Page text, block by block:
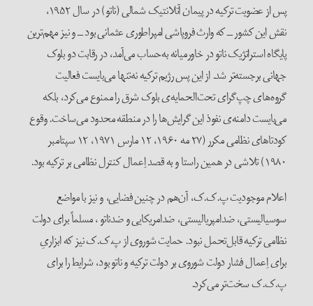
پس از عضویت ترکیه در پیمان آتلانتیک شمالی (ناتو) در سال ۱۹۵۲،
نقش این کشور ــ که وارث فروپاشی امپراطوری عثمانی بود ــ و نیز مهم‌ترین
پایگاه استراتژیک ناتو در خاورمیانه به‌حساب می‌آمد، در رقابت دو بلوک
جهانی برجسته‌تر شد. از این پس رژیم ترکیه نه‌تنها می‌بایست فعالیت
گروه‌های چپ‌گرای تحت‌الحمایه‌ی بلوک شرق را ممنوع می‌کرد، بلکه
می‌بایست دامنه‌ی نفوذ این گرایش‌ها را در منطقه محدود می‌ساخت. وقوع
کودتاهای نظامی مکرر (۲۷ مه ۱۹۶۰، ۱۲ مارس ۱۹۷۱، ۱۲ سپتامبر
۱۹۸۰) تلاشی در همین راستا و به قصد اِعمال کنترل نظامی بر ترکیه بود.
اعلام موجودیت پ.ک.ک، آن‌هم در چنین فضایی، و نیز با مواضع
سوسیالیستی، ضدامپریالیستی، ضدامریکایی و ضدناتو ، مسلماً برای دولت
نظامی ترکیه قابل‌تحمل نبود. حمایت شوروی از پ.ک.ک نیز که ابزاریِ
برای اِعمال فشار دولت شوروی بر دولت ترکیه و ناتو بود، شرایط را برای
پ.ک.ک سخت‌تر می‌کرد.